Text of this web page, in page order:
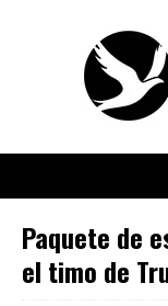
Paquete de
el timo de